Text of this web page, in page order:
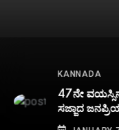
KANNADA
47ನೇ
ಸಜ್ಜಾದ